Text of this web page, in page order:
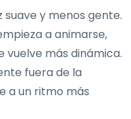
suave y menos gente.
a animarse,
vuelve más dinámica.
fuera de la
a un ritmo más